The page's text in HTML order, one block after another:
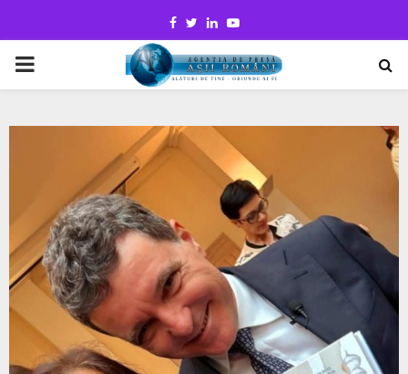
Facebook
TwitterLinkedinYoutube
PRIMARY